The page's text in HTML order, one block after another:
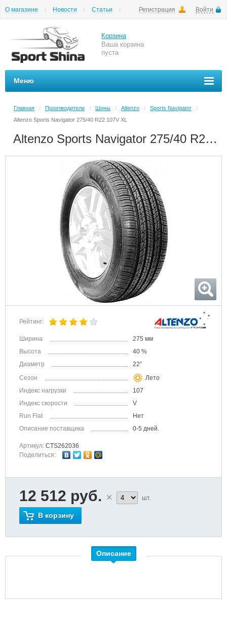
Регистрация Войти
О магазине Новости
Статьи
Корзина
Ваша корзина
пуста
Меню
Главная / Производители / Шины / Altenzo / Sports Navigator
/
Altenzo Sports Navigator 275/40 R22 107V XL
Altenzo Sports Navigator 275/40 R22 107V XL
Рейтинг:
Ширина
275 мм
Высота
40 %
Диаметр
22″
Сезон
Лето
Индекс нагрузки
107
Индекс скорости
V
Run Flat
Нет
Описание поставщика
0-5 дней.
Артикул: CTS262036
Поделиться:
12 512 руб. шт.
В корзину
Описание